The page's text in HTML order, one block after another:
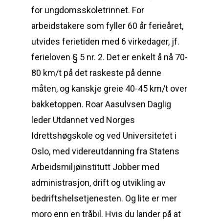
for ungdomsskoletrinnet. For
arbeidstakere som fyller 60 år ferieåret,
utvides ferietiden med 6 virkedager, jf.
ferieloven § 5 nr. 2. Det er enkelt å nå 70-
80 km/t på det raskeste på denne
måten, og kanskje greie 40-45 km/t over
bakketoppen. Roar Aasulvsen Daglig
leder Utdannet ved Norges
Idrettshøgskole og ved Universitetet i
Oslo, med videreutdanning fra Statens
Arbeidsmiljøinstitutt Jobber med
administrasjon, drift og utvikling av
bedriftshelsetjenesten. Og lite er mer
moro enn en tråbil. Hvis du lander på at